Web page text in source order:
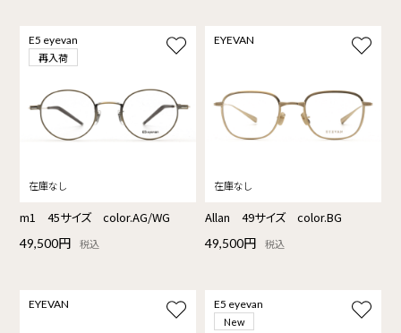
E5 eyevan
再入荷
m1 45サイズ color.AG/WG
49,500円 税込
EYEVAN
Allan 49サイズ color.BG
49,500円 税込
EYEVAN E5 eyevan
New